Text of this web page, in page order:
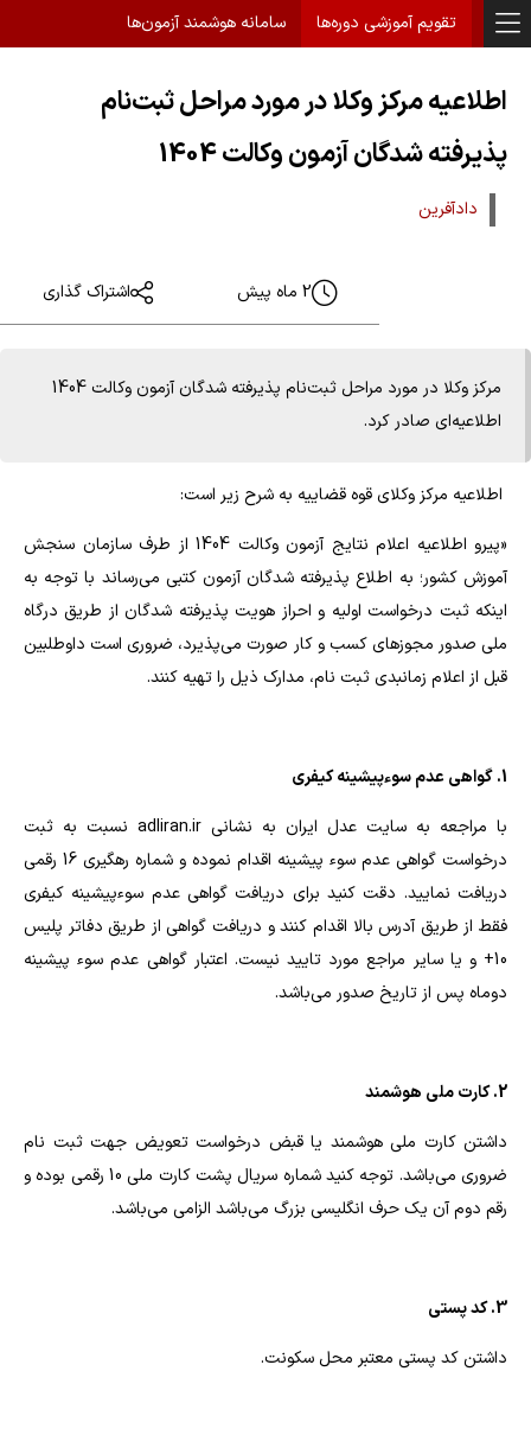
تقویم آموزشی دوره‌ها سامانه هوشمند آزمون‌ها
اطلاعیه مرکز وکلا در مورد مراحل ثبت‌نام
پذیرفته شدگان آزمون وکالت 1404
دادآفرین
2 ماه پیش اشتراک گذاری
مرکز وکلا در مورد مراحل ثبت‌نام پذیرفته شدگان آزمون وکالت 1404
اطلاعیه‌ای صادر کرد.
اطلاعیه مرکز وکلای قوه قضاییه به شرح زیر است:
«پیرو اطلاعیه اعلام نتایج آزمون وکالت 1404 از طرف سازمان سنجش
آموزش کشور؛ به اطلاع پذیرفته شدگان آزمون کتبی می‌رساند با توجه به
اینکه ثبت درخواست اولیه و احراز هویت پذیرفته شدگان از طریق درگاه
ملی صدور مجوزهای کسب و کار صورت می‌پذیرد، ضروری است داوطلبین
قبل از اعلام زمانبدی ثبت نام، مدارک ذیل را تهیه کنند.
1. گواهی عدم سوءپیشینه کیفری
با مراجعه به سایت عدل ایران به نشانی adliran.ir نسبت به ثبت
درخواست گواهی عدم سوء پیشینه اقدام نموده و شماره رهگیری 16 رقمی
دریافت نمایید. دقت کنید برای دریافت گواهی عدم سوءپیشینه کیفری
فقط از طریق آدرس بالا اقدام کنند و دریافت گواهی از طریق دفاتر پلیس
10+ و یا سایر مراجع مورد تایید نیست. اعتبار گواهی عدم سوء پیشینه
دوماه پس از تاریخ صدور می‌باشد.
2. کارت ملی هوشمند
داشتن کارت ملی هوشمند یا قبض درخواست تعویض جهت ثبت نام
ضروری می‌باشد. توجه کنید شماره سریال پشت کارت ملی 10 رقمی بوده و
رقم دوم آن یک حرف انگلیسی بزرگ می‌باشد الزامی می‌باشد.
3. کد پستی
داشتن کد پستی معتبر محل سکونت.